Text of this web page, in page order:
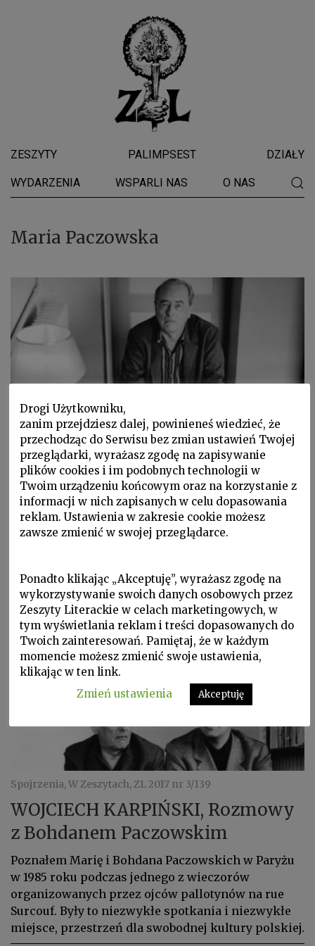
ZESZYTY PALIMPSEST DZIAŁY
WYDARZENIA WSPARLI NAS O NAS
Maria Paczowska
P 2019 nr 3, Palimpsest, Sylwetki
O Gombrowiczu: listy
R.Gombrowicz, M.Paczowskiej i
K.A. Jeleńskiego do Cz.Miłosza
forteca, jak cytadela, przeciw śmierci...
Spojrzenia, W Zeszytach, ZL 2017 nr 3/139
WOJCIECH KARPIŃSKI, Rozmowy
z Bohdanem Paczowskim
Poznałem Marię i Bohdana Paczowskich w Paryżu
w 1985 roku podczas jednego z wieczorów
organizowanych przez ojców pallotynów na rue
Surcouf. Były to niezwykłe spotkania i niezwykłe
miejsce, przestrzeń dla swobodnej kultury polskiej.
Drogi Użytkowniku,
zanim przejdziesz dalej, powinieneś wiedzieć, że
przechodząc do Serwisu bez zmian ustawień Twojej
przeglądarki, wyrażasz zgodę na zapisywanie
plików cookies i im podobnych technologii w
Twoim urządzeniu końcowym oraz na korzystanie z
informacji w nich zapisanych w celu dopasowania
reklam. Ustawienia w zakresie cookie możesz
zawsze zmienić w swojej przeglądarce.
Ponadto klikając „Akceptuję”, wyrażasz zgodę na
wykorzystywanie swoich danych osobowych przez
Zeszyty Literackie w celach marketingowych, w
tym wyświetlania reklam i treści dopasowanych do
Twoich zainteresowań. Pamiętaj, że w każdym
momencie możesz zmienić swoje ustawienia,
klikając w ten link.
Zmień ustawienia
Akceptuję